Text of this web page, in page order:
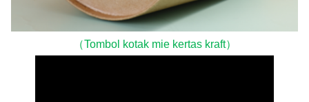
（Tombol kotak mie kertas kraft）